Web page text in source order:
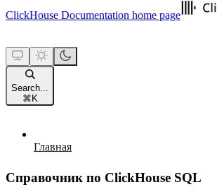
ClickHouse Documentation home page
Search...
⌘ K
Главная
Справочник по ClickHouse SQL